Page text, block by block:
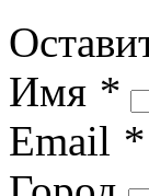
Имя *
Email *